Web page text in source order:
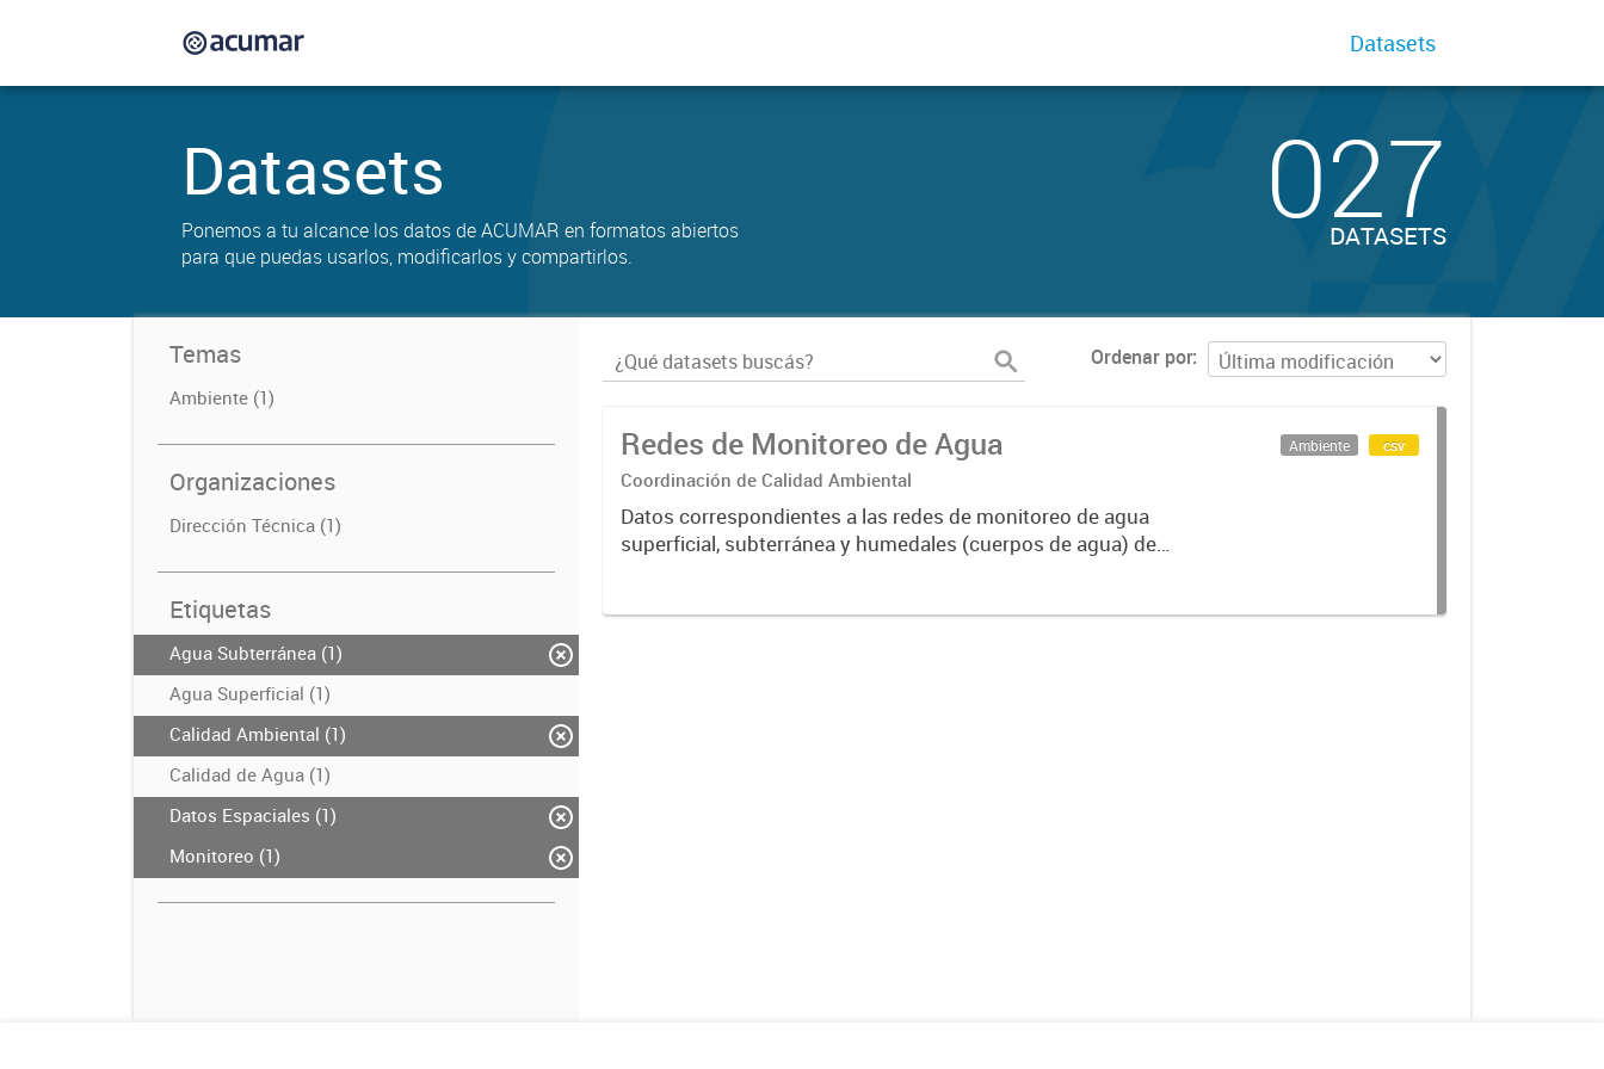
Datasets
Datasets
Ponemos a tu alcance los datos de ACUMAR en formatos abiertos
para que puedas usarlos, modificarlos y compartirlos.
027
DATASETS
Temas
Ambiente (1)
Organizaciones
Dirección Técnica (1)
Etiquetas
Agua Subterránea (1)
Agua Superficial (1)
Calidad Ambiental (1)
Calidad de Agua (1)
Datos Espaciales (1)
Monitoreo (1)
Ordenar por
Redes de Monitoreo de Agua
Coordinación de Calidad Ambiental
Datos correspondientes a las redes de monitoreo de agua
superficial, subterránea y humedales (cuerpos de agua) de
Ambiente csv